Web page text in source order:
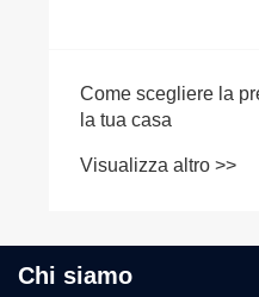
Come scegliere la
la tua casa
Visualizza altro >>
Chi siamo